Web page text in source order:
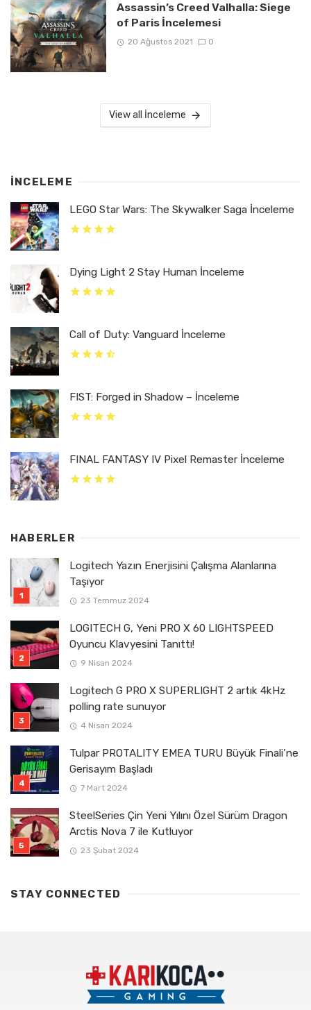
Assassin’s Creed Valhalla: Siege
of Paris İncelemesi
20 Ağustos 2021 0
View all İnceleme
İNCELEME
LEGO Star Wars: The Skywalker Saga İnceleme
Dying Light 2 Stay Human İnceleme
Call of Duty: Vanguard İnceleme
FIST: Forged in Shadow – İnceleme
FINAL FANTASY IV Pixel Remaster İnceleme
HABERLER
Logitech Yazın Enerjisini Çalışma Alanlarına
Taşıyor
23 Temmuz 2024
LOGITECH G, Yeni PRO X 60 LIGHTSPEED
Oyuncu Klavyesini Tanıttı!
9 Nisan 2024
Logitech G PRO X SUPERLIGHT 2 artık 4kHz
polling rate sunuyor
4 Nisan 2024
Tulpar PROTALITY EMEA TURU Büyük Finali’ne
Gerisayım Başladı
7 Mart 2024
SteelSeries Çin Yeni Yılını Özel Sürüm Dragon
Arctis Nova 7 ile Kutluyor
23 Şubat 2024
STAY CONNECTED